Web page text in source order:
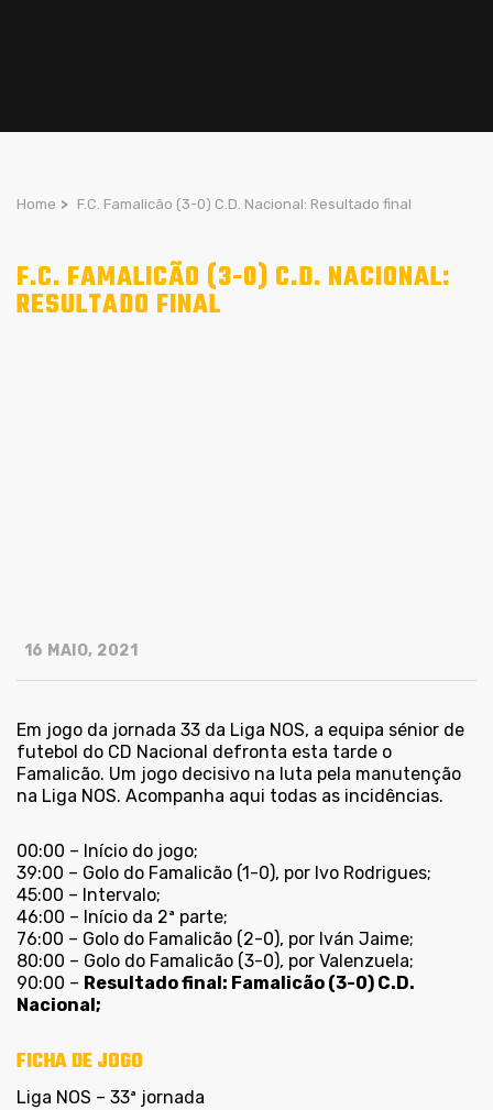
Home > F.C. Famalicão (3-0) C.D. Nacional: Resultado final
F.C. FAMALICÃO (3-0) C.D. NACIONAL:
RESULTADO FINAL
16 MAIO, 2021
Em jogo da jornada 33 da Liga NOS, a equipa sénior de
futebol do CD Nacional defronta esta tarde o
Famalicão. Um jogo decisivo na luta pela manutenção
na Liga NOS. Acompanha aqui todas as incidências.
00:00 – Início do jogo;
39:00 – Golo do Famalicão (1-0), por Ivo Rodrigues;
45:00 – Intervalo;
46:00 – Início da 2ª parte;
76:00 – Golo do Famalicão (2-0), por Iván Jaime;
80:00 – Golo do Famalicão (3-0), por Valenzuela;
90:00 – Resultado final: Famalicão (3-0) C.D.
Nacional;
FICHA DE JOGO
Liga NOS – 33ª jornada